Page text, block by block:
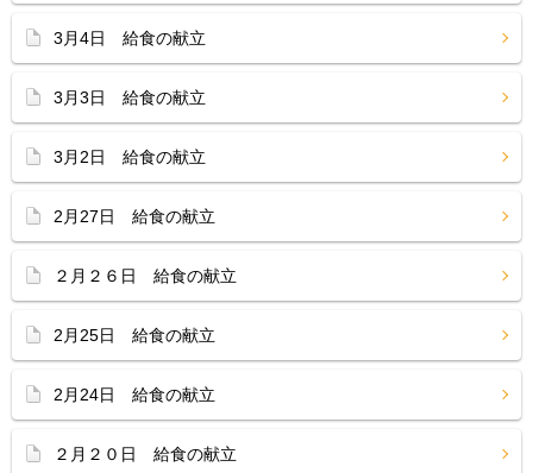
3月4日 給食の献立
3月3日 給食の献立
3月2日 給食の献立
2月27日 給食の献立
２月２６日 給食の献立
2月25日 給食の献立
2月24日 給食の献立
２月２０日 給食の献立